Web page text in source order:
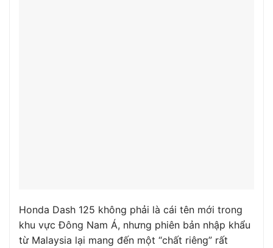
Honda Dash 125 không phải là cái tên mới trong
khu vực Đông Nam Á, nhưng phiên bản nhập khẩu
từ Malaysia lại mang đến một “chất riêng” rất